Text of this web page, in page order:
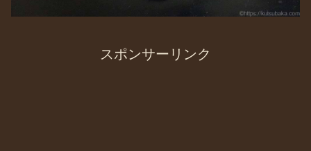
スポンサーリンク